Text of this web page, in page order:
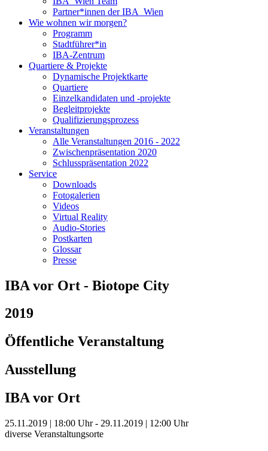
Partner*innen der IBA_Wien
Wie wohnen wir morgen?
Programm
Stadtführer*in
IBA-Zentrum
Quartiere & Projekte
Dynamische Projektkarte
Quartiere
Einzelkandidaten und -projekte
Begleitprojekte
Qualifizierungsprozess
Veranstaltungen
Alle Veranstaltungen 2016 - 2022
Zwischenpräsentation 2020
Schlusspräsentation 2022
Service
Downloads
Fotogalerien
Videos
Virtual Reality
Audio-Stories
Postkarten
Glossar
Presse
IBA vor Ort - Biotope City
2019
Öffentliche Veranstaltung
Ausstellung
IBA vor Ort
25.11.2019 | 18:00 Uhr - 29.11.2019 | 12:00 Uhr
diverse Veranstaltungsorte